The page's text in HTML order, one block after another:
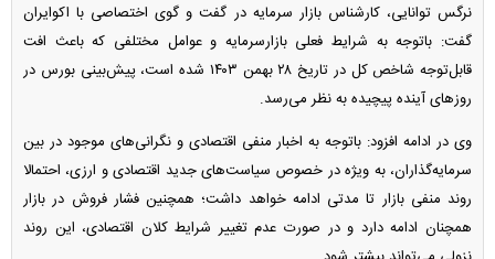
نرگس توانایی، کارشناس بازار سرمایه در گفت و گوی اختصاصی با اکوایران
گفت: باتوجه به شرایط فعلی بازارسرمایه و عوامل مختلفی که باعث افت
قابل‌توجه شاخص کل در تاریخ ۲۸ بهمن ۱۴۰۳ شده است، پیش‌بینی بورس در
روز‌های آینده پیچیده به نظر می‌رسد.
وی در ادامه افزود: باتوجه به اخبار منفی اقتصادی و نگرانی‌های موجود در بین
سرمایه‌گذاران، به ویژه در خصوص سیاست‌های جدید اقتصادی و ارزی، احتمالا
روند منفی بازار تا مدتی ادامه خواهد داشت؛ همچنین فشار فروش در بازار
همچنان ادامه دارد و در صورت عدم تغییر شرایط کلان اقتصادی، این روند